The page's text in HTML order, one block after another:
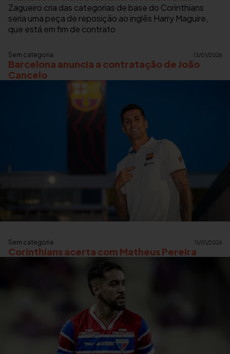
Zagueiro cria das categorias de base do Corinthians
seria uma peça de reposição ao inglês Harry Maguire,
que está em fim de contrato
Sem categoria 13/01/2026
Barcelona anuncia a contratação de João
Cancelo
Sem categoria 11/01/2026
Corinthians acerta com Matheus Pereira